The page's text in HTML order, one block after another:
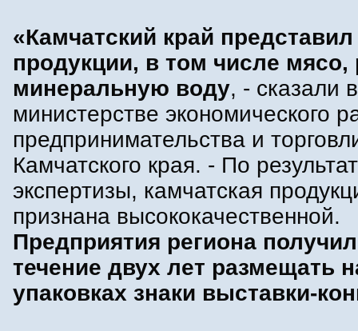
«Камчатский край
продукции, в том числе
минеральную воду, - сказали в
министерстве экономического
предпринимательства и
Камчатского края. - По
экспертизы, камчатская
признана высококачественной.
Предприятия региона
течение двух лет размещать
упаковках знаки выставки-